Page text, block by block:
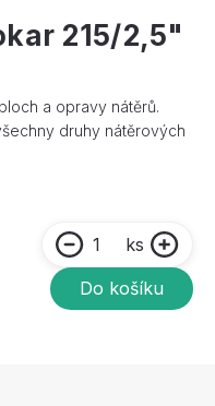
215/2,5"
a opravy nátěrů.
druhy nátěrových
ks
Do košíku